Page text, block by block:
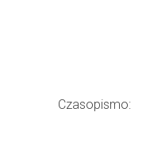
Czasopismo: